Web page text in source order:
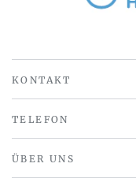
KONTAKT
TELEFON
ÜBER UNS